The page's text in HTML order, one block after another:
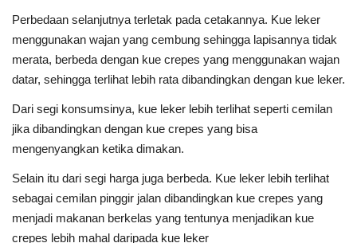
Perbedaan selanjutnya terletak pada cetakannya. Kue leker
menggunakan wajan yang cembung sehingga lapisannya tidak
merata, berbeda dengan kue crepes yang menggunakan wajan
datar, sehingga terlihat lebih rata dibandingkan dengan kue leker.
Dari segi konsumsinya, kue leker lebih terlihat seperti cemilan
jika dibandingkan dengan kue crepes yang bisa
mengenyangkan ketika dimakan.
Selain itu dari segi harga juga berbeda. Kue leker lebih terlihat
sebagai cemilan pinggir jalan dibandingkan kue crepes yang
menjadi makanan berkelas yang tentunya menjadikan kue
crepes lebih mahal daripada kue leker